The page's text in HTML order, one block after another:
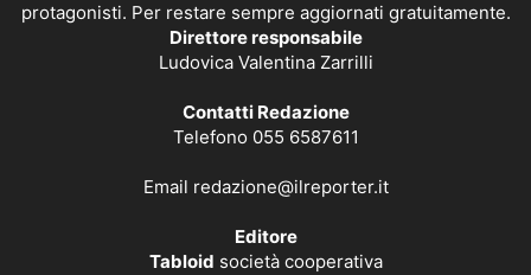
protagonisti. Per restare sempre aggiornati gratuitamente.
Direttore responsabile
Ludovica Valentina Zarrilli
Contatti Redazione
Telefono 055 6587611
Email redazione@ilreporter.it
Editore
Tabloid società cooperativa